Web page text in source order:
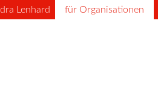
Lenhard für Organisationen